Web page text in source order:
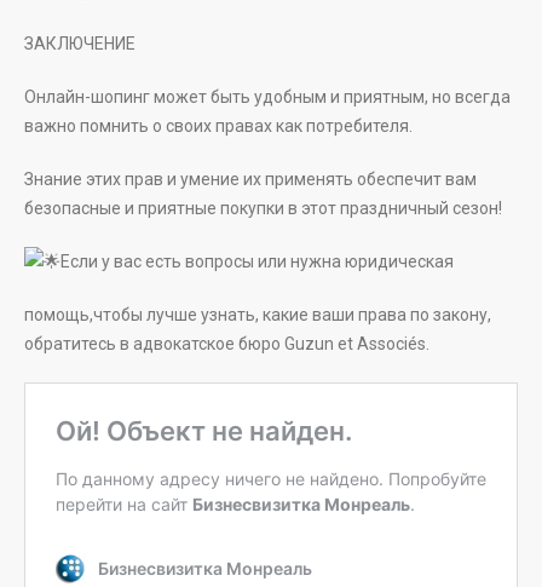
ЗАКЛЮЧЕНИЕ
Онлайн-шопинг может быть удобным и приятным, но всегда
важно помнить о своих правах как потребителя.
Знание этих прав и умение их применять обеспечит вам
безопасные и приятные покупки в этот праздничный сезон!
Если у вас есть вопросы или нужна юридическая
помощь,чтобы лучше узнать, какие ваши права по закону,
обратитесь в адвокатское бюро Guzun et Associés.